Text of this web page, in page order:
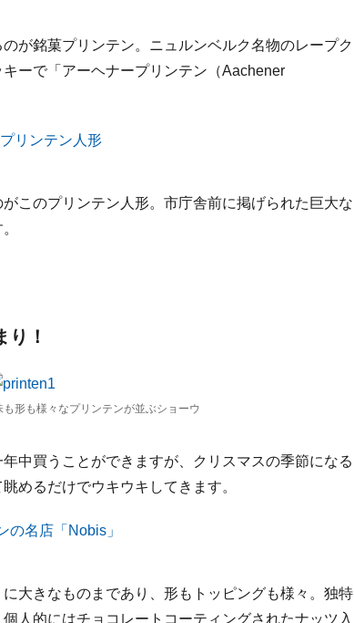
が銘菓プリンテン。ニュルンベルク名物のレープク
ーで「アーヘナープリンテン（Aachener
このプリンテン人形。市庁舎前に掲げられた巨大な
！
形も様々なプリンテンが並ぶショーウ
中買うことができますが、クリスマスの季節になる
めるだけでウキウキしてきます。
大きなものまであり、形もトッピングも様々。独特
人的にはチョコレートコーティングされたナッツ入